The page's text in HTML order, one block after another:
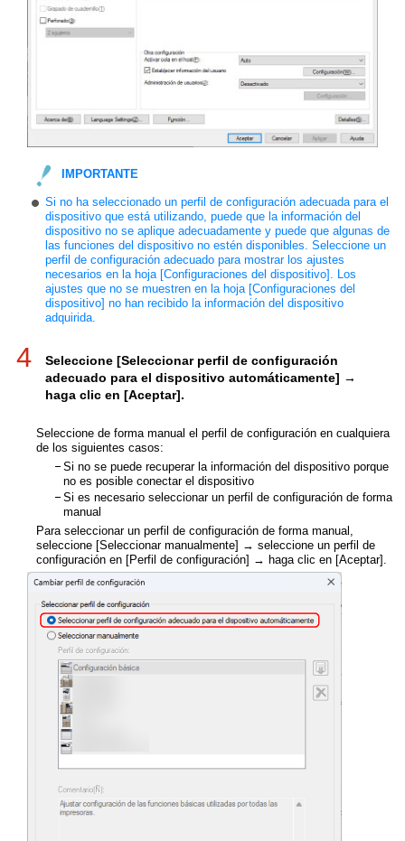
IMPORTANTE
Si no ha seleccionado un perfil de configuración adecuada para el
dispositivo que está utilizando, puede que la información del
dispositivo no se aplique adecuadamente y puede que algunas de
las funciones del dispositivo no estén disponibles. Seleccione un
perfil de configuración adecuado para mostrar los ajustes
necesarios en la hoja [Configuraciones del dispositivo]. Los
ajustes que no se muestren en la hoja [Configuraciones del
dispositivo] no han recibido la información del dispositivo
adquirida.
4
Seleccione [Seleccionar perfil de configuración
adecuado para el dispositivo automáticamente] →
haga clic en [Aceptar].
Seleccione de forma manual el perfil de configuración en cualquiera
de los siguientes casos:
Si no se puede recuperar la información del dispositivo porque
no es posible conectar el dispositivo
Si es necesario seleccionar un perfil de configuración de forma
manual
Para seleccionar un perfil de configuración de forma manual,
seleccione [Seleccionar manualmente] → seleccione un perfil de
configuración en [Perfil de configuración] → haga clic en [Aceptar].